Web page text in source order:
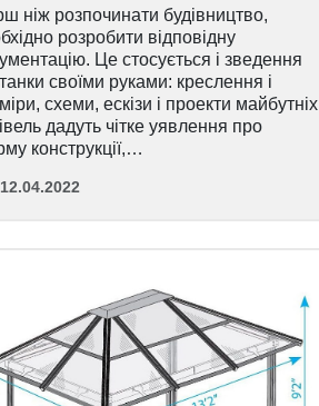
ніж розпочинати будівництво,
розробити відповідну
Це стосується і зведення
своїми руками: креслення і
схеми, ескізи і проекти майбутніх
дадуть чітке уявлення про
конструкції,…
12.04.2022